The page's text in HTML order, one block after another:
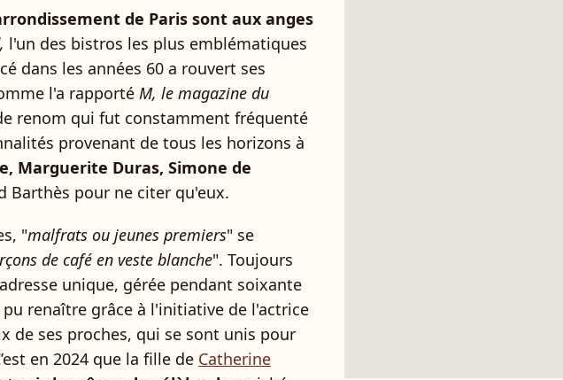
de Paris sont aux anges
l'un des bistros les plus emblématiques
dans les années 60 a rouvert ses
l'a rapporté M, le magazine du
renom qui fut constamment fréquenté
provenant de tous les horizons à
Marguerite Duras, Simone de
Barthès pour ne citer qu'eux.
"malfrats ou jeunes premiers" se
de café en veste blanche". Toujours
unique, gérée pendant soixante
renaître grâce à l'initiative de l'actrice
de ses proches, qui se sont unis pour
en 2024 que la fille de Catherine